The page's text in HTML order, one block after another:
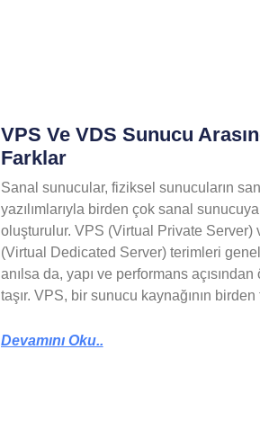
VPS Ve VDS Sunucu
Farklar
Sanal sunucular, fiziksel sunucuların
yazılımlarıyla birden çok sanal
oluşturulur. VPS (Virtual Private Server)
(Virtual Dedicated Server) terimleri
anılsa da, yapı ve performans
taşır. VPS, bir sunucu kaynağının birden
Devamını Oku..